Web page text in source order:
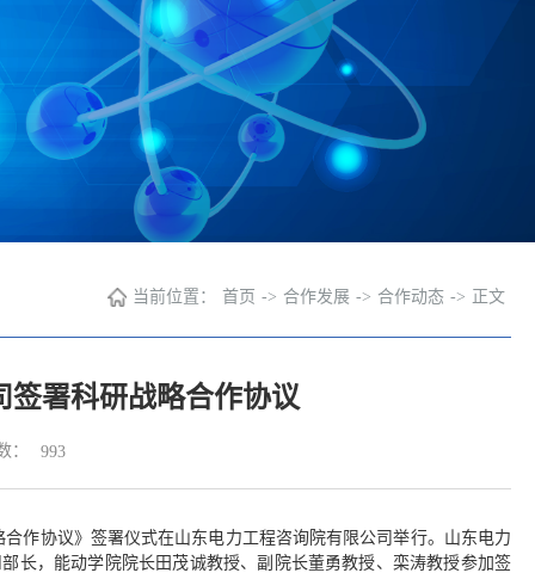
当前位置： 首页 -> 合作发展 -> 合作动态 -> 正文
签署科研战略合作协议
： 993
作协议》签署仪式在山东电力工程咨询院有限公司举行。山东电力
长，能动学院院长田茂诚教授、副院长董勇教授、栾涛教授参加签